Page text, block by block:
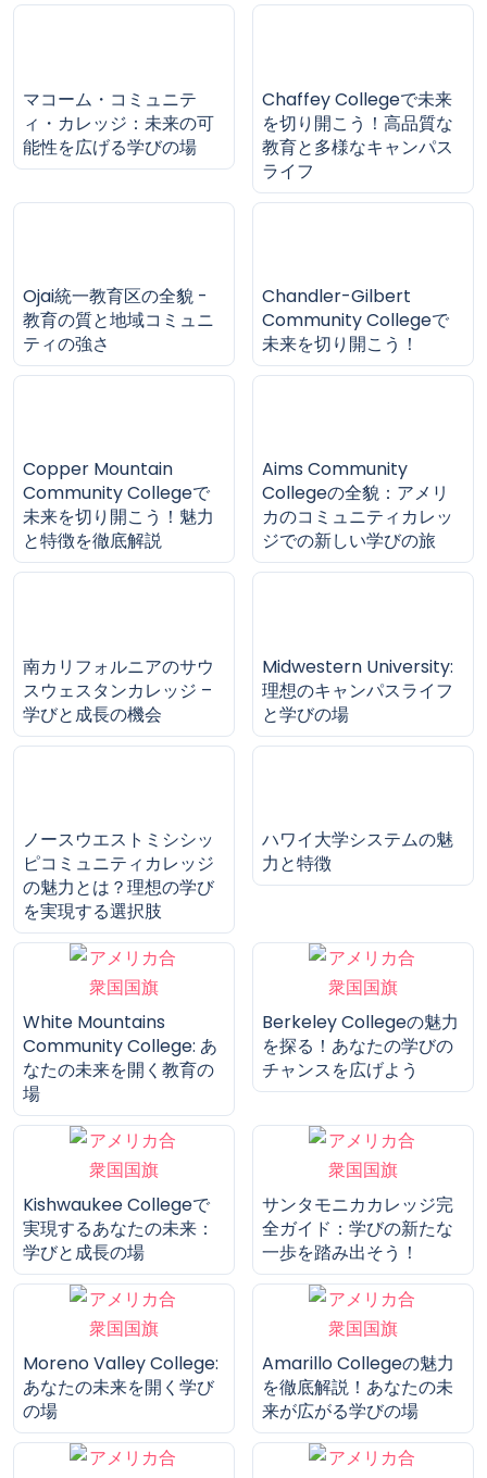
マコーム・コミュニテ
ィ・カレッジ：未来の可
Chaffey Collegeで未来
を切り開こう！高品質な
教育と多様なキャンパス
ライフ
Ojai統一教育区の全貌 -
Chandler-Gilbert
Copper Mountain
Aims Community
スウェスタンカレッジ –
学びと成長の機会
理想のキャンパスライフ
と学びの場
ノースウエストミシシッ
ピコミュニティカレッジ
の魅力とは？理想の学び
を実現する選択肢
ハワイ大学システムの魅
力と特徴
White Mountains
Community College: あ
なたの未来を開く教育の
場
Berkeley Collegeの魅力
を探る！あなたの学びの
チャンスを広げよう
Kishwaukee Collegeで
実現するあなたの未来：
学びと成長の場
サンタモニカカレッジ完
全ガイド：学びの新たな
一歩を踏み出そう！